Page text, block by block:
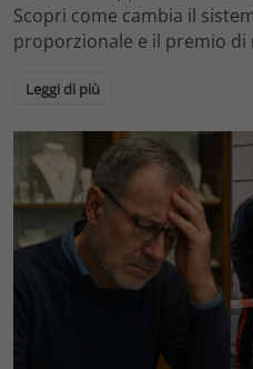
Scopri come cambia il
proporzionale e il premio di
Leggi di più